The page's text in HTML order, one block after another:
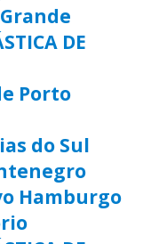
DE
Porto
do Sul
Hamburgo